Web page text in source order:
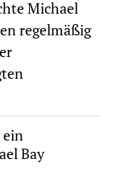
Michael
regelmäßig
ein
Bay